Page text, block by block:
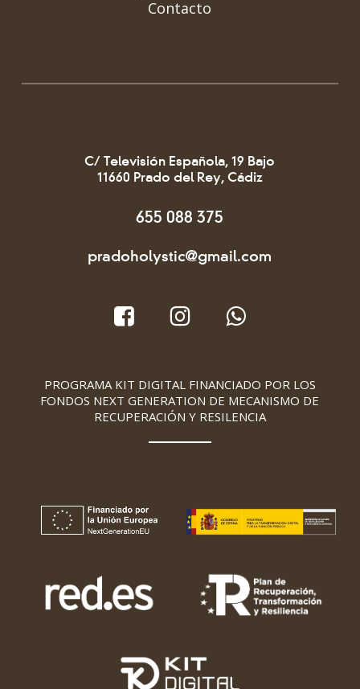
Contacto
C/ Televisión Española, 19 Bajo
11660 Prado del Rey, Cádiz
655 088 375
pradoholystic@gmail.com
PROGRAMA KIT DIGITAL FINANCIADO POR LOS
FONDOS NEXT GENERATION DE MECANISMO DE
RECUPERACIÓN Y RESILENCIA